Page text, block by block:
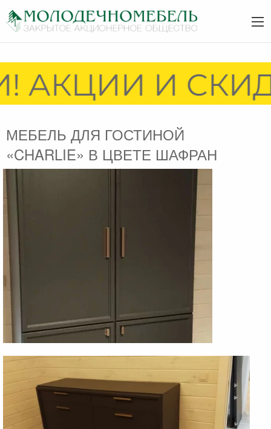
И
МЕБЕЛЬ ДЛЯ ГОСТИНОЙ
«CHARLIE» В ЦВЕТЕ ШАФРАН